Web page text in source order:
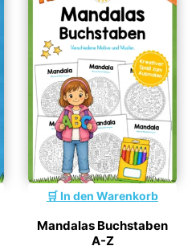
In den Warenkorb
Mandalas Buchstaben
A-Z